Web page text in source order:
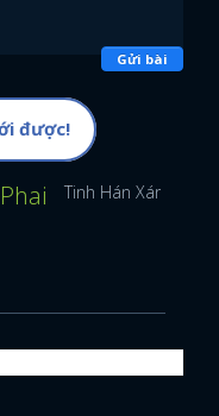
Gửi bài
được!
Tinh Hán Xán Lạn